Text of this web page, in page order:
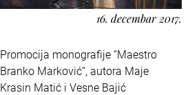
16. decembar 2017.
Promocija monografije “Maestro
Branko Marković“, autora Maje
Krasin Matić i Vesne Bajić